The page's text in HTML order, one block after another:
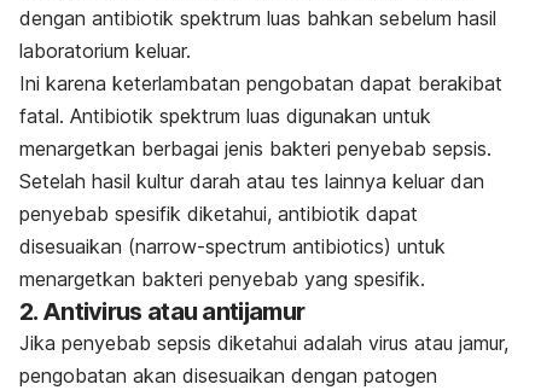
dengan antibiotik spektrum luas bahkan sebelum hasil
laboratorium keluar.
Ini karena keterlambatan pengobatan dapat berakibat
fatal. Antibiotik spektrum luas digunakan untuk
menargetkan berbagai jenis bakteri penyebab sepsis.
Setelah hasil kultur darah atau tes lainnya keluar dan
penyebab spesifik diketahui, antibiotik dapat
disesuaikan (narrow-spectrum antibiotics) untuk
menargetkan bakteri penyebab yang spesifik.
2. Antivirus atau antijamur
Jika penyebab sepsis diketahui adalah virus atau jamur,
pengobatan akan disesuaikan dengan patogen